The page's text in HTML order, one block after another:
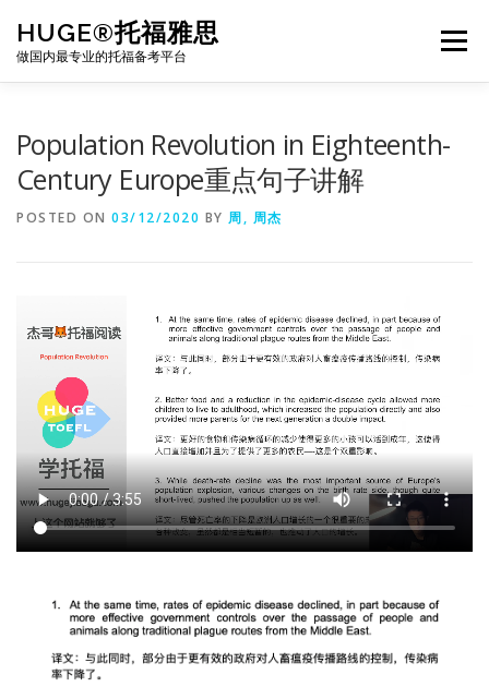
content
HUGE®托福雅思
做国内最专业的托福备考平台
Menu
Population Revolution in Eighteenth-
Century Europe重点句子讲解
POSTED ON 03/12/2020 BY 周, 周杰